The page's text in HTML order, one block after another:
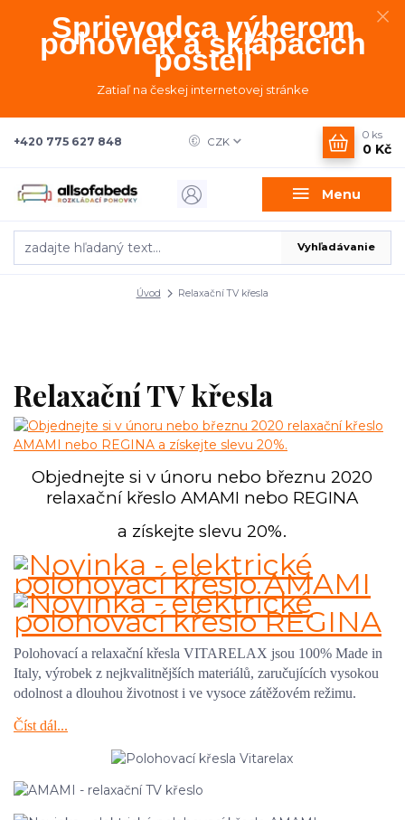
Sprievodca výberom
pohoviek a sklápacích
postelí
Zatiaľ na českej internetovej stránke
Menu
CZK
Vyhľadávanie
+420 775 627 848
0 ks
0 Kč
Úvod Relaxační TV křesla
Relaxační TV křesla
Objednejte si v únoru nebo březnu 2020
relaxační křeslo AMAMI nebo REGINA
a získejte slevu 20%.
Polohovací a relaxační křesla VITARELAX jsou 100% Made in
Italy, výrobek z nejkvalitnějších materiálů, zaručujících vysokou
odolnost a dlouhou životnost i ve vysoce zátěžovém režimu.
Číst dál...